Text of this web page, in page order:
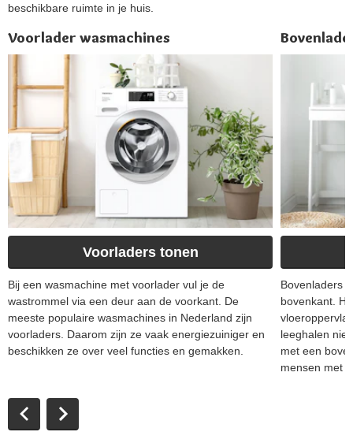
beschikbare ruimte in je huis.
Voorlader wasmachines
Voorladers tonen
Bij een wasmachine met voorlader vul je de
wastrommel via een deur aan de voorkant. De
meeste populaire wasmachines in Nederland zijn
voorladers. Daarom zijn ze vaak energiezuiniger en
beschikken ze over veel functies en gemakken.
Bovenladers
bovenkant.
leeghalen
met een
mensen met